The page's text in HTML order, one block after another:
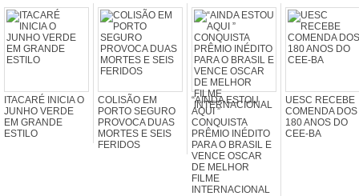
ITACARÉ INICIA O
JUNHO VERDE
EM GRANDE
ESTILO
COLISÃO EM
PORTO SEGURO
PROVOCA DUAS
MORTES E SEIS
FERIDOS
“AINDA ESTOU
AQUI ”
CONQUISTA
PRÊMIO INÉDITO
PARA O BRASIL E
VENCE OSCAR
DE MELHOR
FILME
INTERNACIONAL
UESC RECEBE
COMENDA DOS
180 ANOS DO
CEE-BA